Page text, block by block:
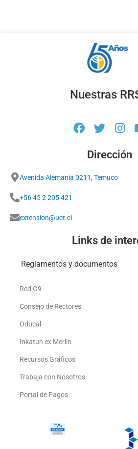
Nuestras
Dirección
Avenida Alemania 0211, Temuco
+56 45 2 205 421
extension@uct.cl
Links de
Reglamentos y documentos
Red G9
Consejo de Rectores
Oducal
Inkatun ex Merlín
Recursos Gráficos
Trabaja con Nosotros
Portal de Pagos